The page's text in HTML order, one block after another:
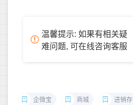
温馨提示: 如果有相关疑
难问题, 可在线咨询客服
企微宝 商城 进销存